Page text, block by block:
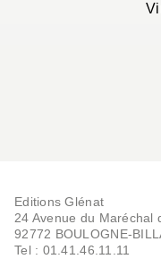
Editions Glénat
24 Avenue du Maréchal
92772 BOULOGNE-
Tel : 01.41.46.11.11